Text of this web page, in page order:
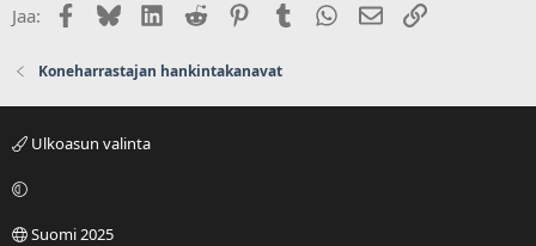
Jaa: Facebook
BlueskyLinkedIn
Reddit PinterestTumblr WhatsApp
Sähköposti
Linkki
Koneharrastajan hankintakanavat
Ulkoasun valinta
Suomi 2025